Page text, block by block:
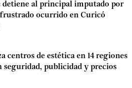
detiene al principal imputado por
ocurrido en Curicó
centros de estética en 14 regiones
seguridad, publicidad y precios